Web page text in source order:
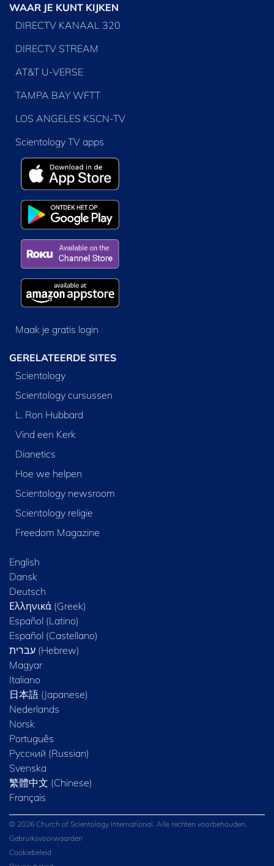
WAAR JE KUNT KIJKEN
DIRECTV KANAAL 320
DIRECTV STREAM
AT&T U-VERSE
TAMPA BAY WFTT
LOS ANGELES KSCN-TV
Scientology TV apps
Maak je gratis login
GERELATEERDE SITES
Scientology
Scientology cursussen
L. Ron Hubbard
Vind een Kerk
Dianetics
Hoe we helpen
Scientology newsroom
Scientology religie
Freedom Magazine
English
Dansk
Deutsch
Ελληνικά (Greek)
Español (Latino)
Español (Castellano)
Magyar
Italiano
日本語 (Japanese)
Nederlands
Norsk
Português
Русский (Russian)
Svenska
繁體中文 (Chinese)
Français
© 2026 Church of Scientology International. Alle rechten voorbehouden.
Gebruiksvoorwaarden
Cookiebeleid